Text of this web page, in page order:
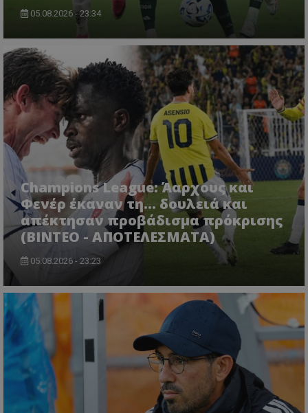
05.08.2026 - 23:34
Champions League: Άαρχους και
Φενέρ έκαναν τη... δουλειά και
απέκτησαν προβάδισμα πρόκρισης
(ΒΙΝΤΕΟ - ΑΠΟΤΕΛΕΣΜΑΤΑ)
05.08.2026 - 23:23